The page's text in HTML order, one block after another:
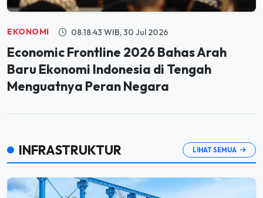
EKONOMI 08:18:43 WIB, 30 Jul 2026
Economic Frontline 2026 Bahas Arah
Baru Ekonomi Indonesia di Tengah
Menguatnya Peran Negara
INFRASTRUKTUR LIHAT SEMUA